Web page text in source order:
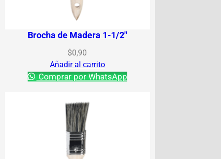
Brocha de Madera 1-1/2″
$0,90
Añadir al carrito
Comprar por WhatsApp